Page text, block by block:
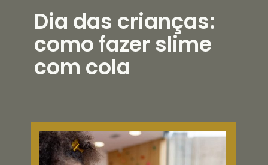
Dia das crianças:
como fazer slime
com cola